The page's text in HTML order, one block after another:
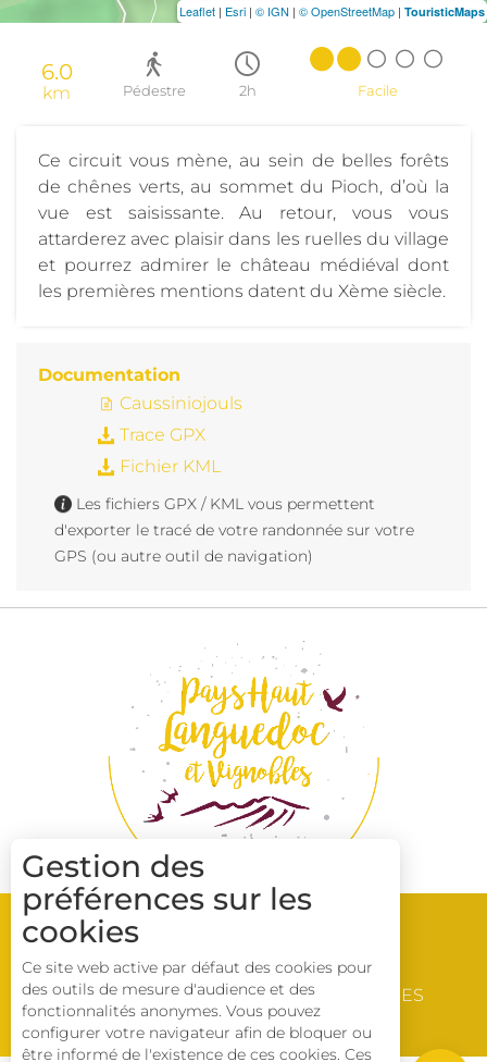
Télécharger
6.0
km Pédestre 2h Facile
Ce circuit vous mène, au sein de belles forêts
de chênes verts, au sommet du Pioch, d’où la
vue est saisissante. Au retour, vous vous
attarderez avec plaisir dans les ruelles du village
et pourrez admirer le château médiéval dont
les premières mentions datent du Xème siècle.
Documentation
Caussiniojouls
Trace GPX
Fichier KML
Les fichiers GPX / KML vous permettent
d'exporter le tracé de votre randonnée sur votre
GPS (ou autre outil de navigation)
Leaflet | Esri | © IGN | © OpenStreetMap | TouristicMaps
LES ADRESSES
VIGNOBLES ET
DÉCOUVERTES
BROCHURES
Gestion des
préférences sur les
cookies
Ce site web active par défaut des cookies pour
des outils de mesure d'audience et des
fonctionnalités anonymes. Vous pouvez
configurer votre navigateur afin de bloquer ou
être informé de l'existence de ces cookies. Ces